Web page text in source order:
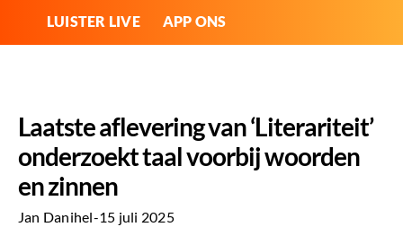
LUISTER LIVE APP ONS
Laatste aflevering van ‘Literariteit’
onderzoekt taal voorbij woorden
en zinnen
Jan Danihel-15 juli 2025